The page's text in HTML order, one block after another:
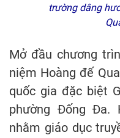
trường dâng
Mở đầu chương
niệm Hoàng đế
quốc gia đặc biệt
phường Đống Đa.
nhằm giáo dục